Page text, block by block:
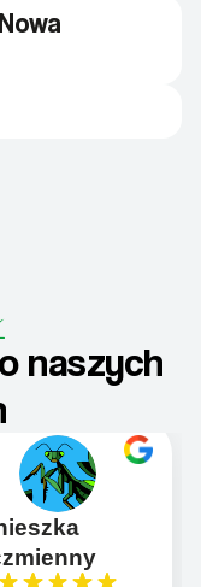
naszych